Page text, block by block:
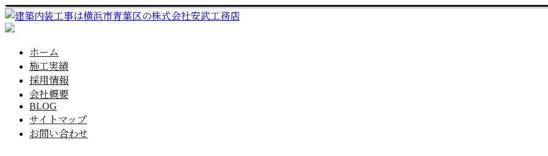
ホーム
施工実績
採用情報
会社概要
BLOG
サイトマップ
お問い合わせ